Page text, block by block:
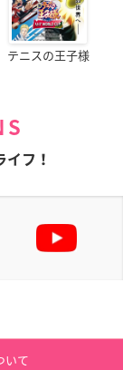
テニスの王子様
フ！
いて